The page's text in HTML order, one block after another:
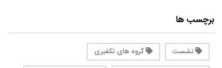
برچسب ها
نشست
گروه های تکفیری